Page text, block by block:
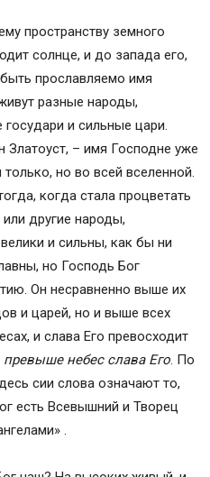
пространству земного
солнце, и до запада его,
прославляемо имя
разные народы,
и сильные цари.
Златоуст, – имя Господне уже
но во всей вселенной.
когда стала процветать
другие народы,
и сильны, как бы ни
но Господь Бог
Он несравненно выше их
и царей, но и выше всех
и слава Его превосходит
превыше небес слава Его. По
сии слова означают то,
есть Всевышний и Творец
.